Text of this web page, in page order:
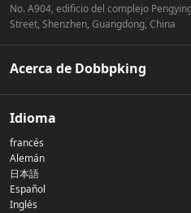
No. A904, edificio del complejo
Street, Shenzhen, Guangdong, China
Acerca de Dobbpking
Nuestra historia
Política de privacidad
Contáctenos
Idioma
francés
Alemán
日本語
Español
Inglés